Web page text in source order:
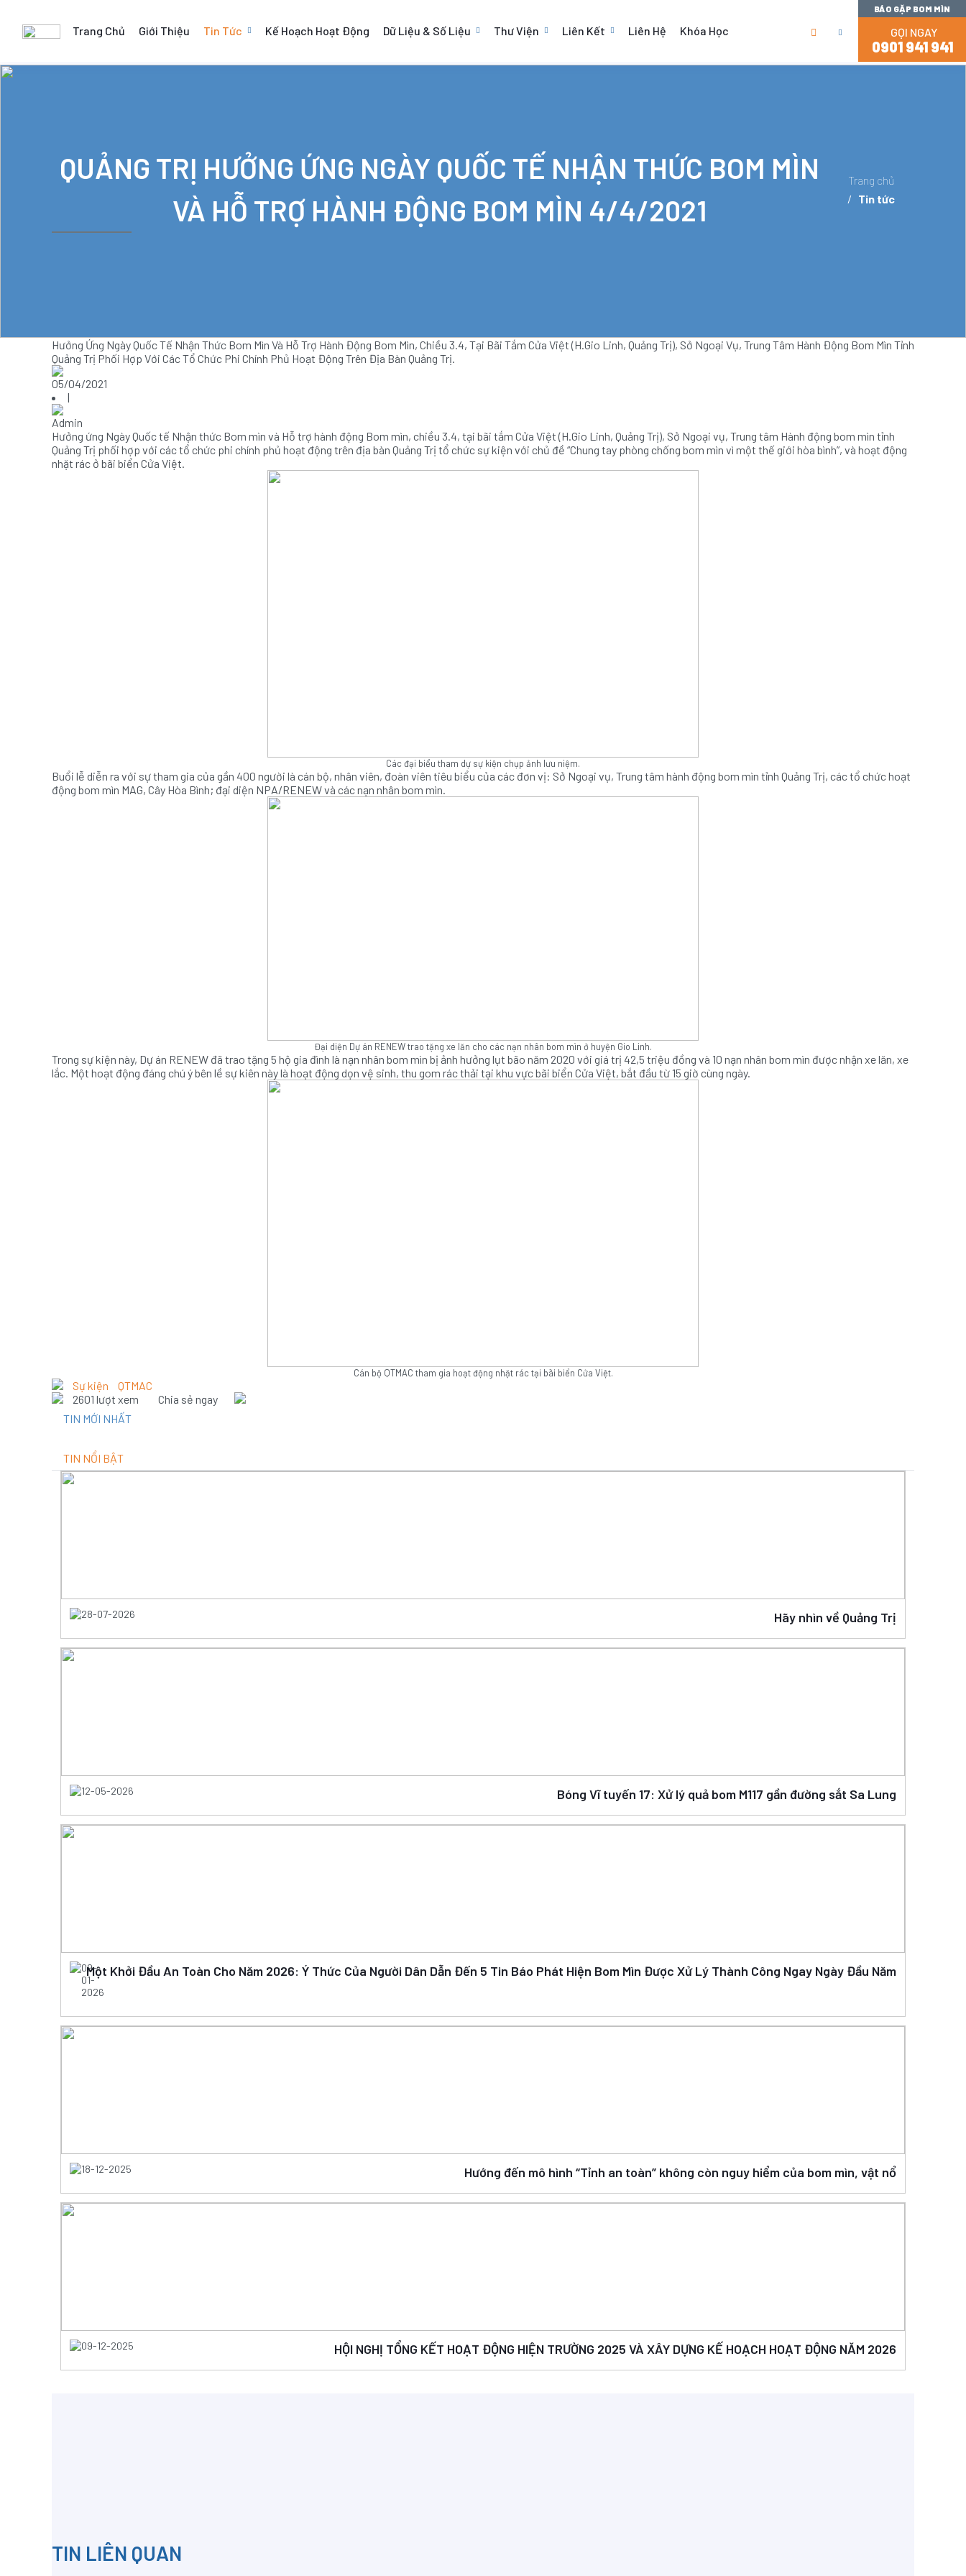
Trang Chủ
(current)
Giới Thiệu
(current)
Tin Tức
(current)
Kế Hoạch Hoạt Động
(current)
Dữ Liệu & Số Liệu
(current)
Thư Viện
(current)
Liên Kết
(current)
Liên Hệ
(current)
Khóa Học
(current)
BÁO GẶP BOM MÌN
GỌI NGAY
0901 941 941
QUẢNG TRỊ HƯỞNG ỨNG NGÀY QUỐC TẾ NHẬN THỨC BOM MÌN
VÀ HỖ TRỢ HÀNH ĐỘNG BOM MÌN 4/4/2021
Trang chủ
/ Tin tức
Hưởng Ứng Ngày Quốc Tế Nhận Thức Bom Mìn Và Hỗ Trợ Hành Động Bom Mìn, Chiều 3.4, Tại Bãi Tắm Cửa Việt (H.Gio Linh, Quảng Trị), Sở Ngoại Vụ, Trung Tâm Hành Động Bom Mìn Tỉnh
Quảng Trị Phối Hợp Với Các Tổ Chức Phi Chính Phủ Hoạt Động Trên Địa Bàn Quảng Trị.
05/04/2021
|
Admin
Hưởng ứng Ngày Quốc tế Nhận thức Bom mìn và Hỗ trợ hành động Bom mìn, chiều 3.4, tại bãi tắm Cửa Việt (H.Gio Linh, Quảng Trị), Sở Ngoại vụ, Trung tâm Hành động bom mìn tỉnh
Quảng Trị phối hợp với các tổ chức phi chính phủ hoạt động trên địa bàn Quảng Trị tổ chức sự kiện với chủ đề “Chung tay phòng chống bom mìn vì một thế giới hòa bình”, và hoạt động
nhặt rác ở bãi biển Cửa Việt.
Các đại biểu tham dự sự kiện chụp ảnh lưu niệm.
Buổi lễ diễn ra với sự tham gia của gần 400 người là cán bộ, nhân viên, đoàn viên tiêu biểu của các đơn vị: Sở Ngoại vụ, Trung tâm hành động bom mìn tỉnh Quảng Trị, các tổ chức hoạt
động bom mìn MAG, Cây Hòa Bình; đại diện NPA/RENEW và các nạn nhân bom mìn.
Đại diện Dự án RENEW trao tặng xe lăn cho các nạn nhân bom mìn ở huyện Gio Linh.
Trong sự kiện này, Dự án RENEW đã trao tặng 5 hộ gia đình là nạn nhân bom mìn bị ảnh hưởng lụt bão năm 2020 với giá trị 42,5 triệu đồng và 10 nạn nhân bom mìn được nhận xe lăn, xe
lắc. Một hoạt động đáng chú ý bên lề sự kiên này là hoạt động dọn vệ sinh, thu gom rác thải tại khu vực bãi biển Cửa Việt, bắt đầu từ 15 giờ cùng ngày.
Cán bộ QTMAC tham gia hoạt động nhặt rác tại bãi biển Cửa Việt.
Sự kiện
QTMAC
2601 lượt xem
Chia sẻ ngay
TIN MỚI NHẤT
TIN NỔI BẬT
Hãy nhìn về Quảng Trị
28-07-2026
Bóng Vĩ tuyến 17: Xử lý quả bom M117 gần đường sắt Sa Lung
12-05-2026
Một Khởi Đầu An Toàn Cho Năm 2026: Ý Thức Của Người Dân Dẫn Đến 5 Tin Báo Phát Hiện Bom Mìn Được Xử Lý Thành Công Ngay Ngày Đầu Năm
09-
01-
2026
Hướng đến mô hình “Tỉnh an toàn” không còn nguy hiểm của bom mìn, vật nổ
18-12-2025
HỘI NGHỊ TỔNG KẾT HOẠT ĐỘNG HIỆN TRƯỜNG 2025 VÀ XÂY DỰNG KẾ HOẠCH HOẠT ĐỘNG NĂM 2026
09-12-2025
TIN LIÊN QUAN